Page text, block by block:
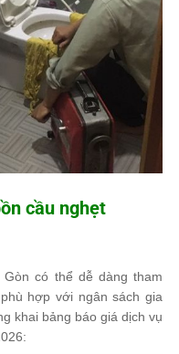
cầu nghẹt
có thể dễ dàng tham
hợp với ngân sách gia
khai bảng báo giá dịch vụ